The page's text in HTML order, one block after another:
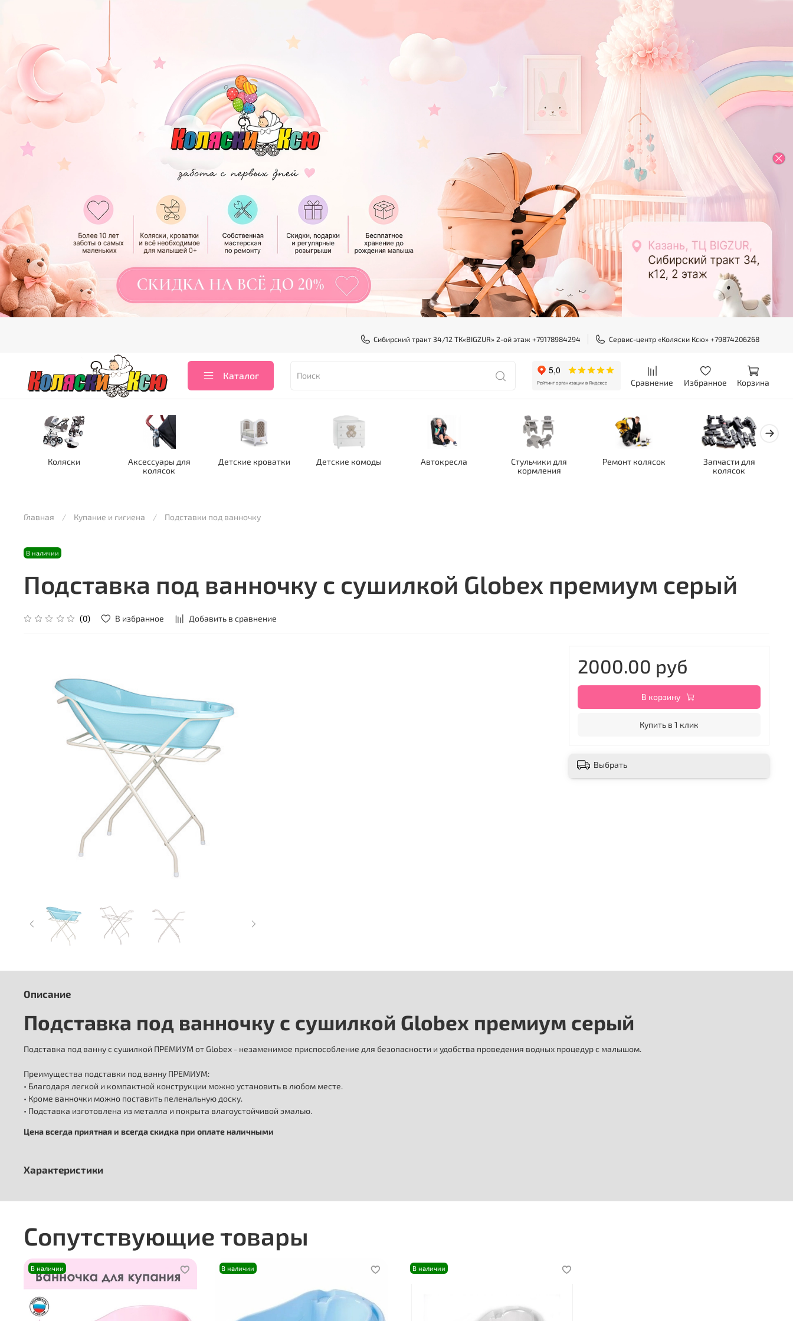
Сибирский тракт 34/12 ТК«BIGZUR» 2-ой этаж +79178984294 Сервис-центр «Коляски Ксю» +79874206268
Каталог
Сравнение Избранное Корзина
Коляски
Аксессуары для
колясок
Детские кроватки Детские комоды Автокресла
Стульчики для
кормления
Ремонт колясок
Запчасти для
колясок
Главная Купание и гигиена Подставки под ванночку
В наличии
Подставка под ванночку с сушилкой Globex премиум серый
(0) В избранное Добавить в сравнение
2000.00 руб
В корзину
Купить в 1 клик
Выбрать
Описание
Подставка под ванночку с сушилкой Globex премиум серый
Подставка под ванну с сушилкой ПРЕМИУМ от Globex - незаменимое приспособление для безопасности и удобства проведения водных процедур с малышом.
Преимущества подставки под ванну ПРЕМИУМ:
• Благодаря легкой и компактной конструкции можно установить в любом месте.
• Кроме ванночки можно поставить пеленальную доску.
• Подставка изготовлена из металла и покрыта влагоустойчивой эмалью.
Цена всегда приятная и всегда скидка при оплате наличными
Характеристики
Сопутствующие товары
В наличии В наличии В наличии